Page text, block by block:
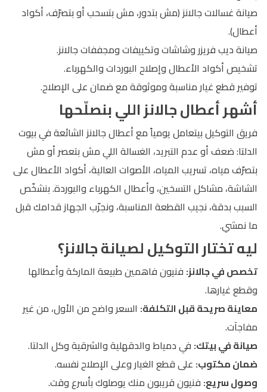
صيانة غسالات جالانز (مش بتدور، مش بتسحب أو بتصرّف، أكواد
أعطال).
صيانة ديب فريزر وشاشات وتكييفات ومجففات جالانز.
تشخيص أكواد الأعطال وإصلاح البوردات والكهرباء.
توفير قطع غيار مناسبة وموثوقة مع ضمان على الإصلاح.
أشهر أعطال جالانز اللي بنصلّحها
فريق التوكيل بيتعامل يومياً مع أعطال جالانز الشائعة في بيوت
الدلتا: ضعف أو عدم التبريد، الغسالة اللي مش بتعصر أو مش
بتصرّف مياه، تسريب المياه، الأصوات العالية، أكواد الأعطال على
الشاشة، مشاكل التسخين، وأعطال الكهرباء والبوردة. بنشخّص
السبب بدقة، نجيب القطعة المناسبة، ونجرّب الجهاز قدامك قبل
ما نمشي.
ليه تختار التوكيل لصيانة جالانز؟
تخصص في جالانز: فنيون فاهمين طبيعة الماركة وأعطالها
وقطع غيارها.
معاينة صريحة قبل التكلفة: السعر واضح من الأول، من غير
مفاجآت.
صيانة في بيتك: في دمياط والدقهلية والشرقية وكل الدلتا.
ضمان مكتوب: على قطع الغيار وعلى الإصلاح نفسه.
وصول سريع: فنيون قريبون منك يوصلوك بأسرع وقت.